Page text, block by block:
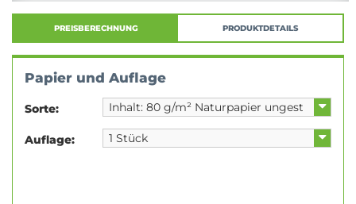
PREISBERECHNUNG PRODUKTDETAILS
Papier und Auflage
Sorte:
Auflage: